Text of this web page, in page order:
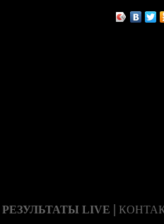
РЕЗУЛЬТАТЫ LIVE |